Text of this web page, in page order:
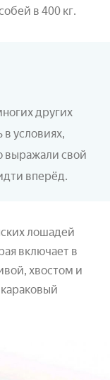
в 400 кг.
других
условиях,
выражали свой
вперёд.
лошадей
включает в
хвостом и